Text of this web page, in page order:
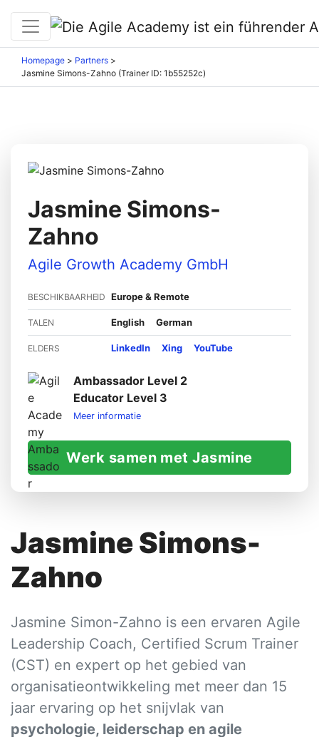
Homepage > Partners >
Jasmine Simons-Zahno (Trainer ID: 1b55252c)
Jasmine Simons-
Zahno
Agile Growth Academy GmbH
BESCHIKBAARHEID Europe & Remote
TALEN English German
ELDERS LinkedIn Xing YouTube
Ambassador Level 2
Educator Level 3
Meer informatie
Werk samen met Jasmine
Jasmine Simons-
Zahno
Jasmine Simon-Zahno is een ervaren Agile
Leadership Coach, Certified Scrum Trainer
(CST) en expert op het gebied van
organisatieontwikkeling met meer dan 15
jaar ervaring op het snijvlak van
psychologie, leiderschap en agile